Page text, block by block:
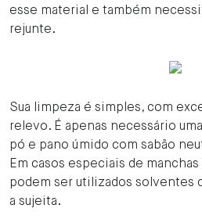
esse material e também
rejunte.
Sua limpeza é simples, com
relevo. É apenas necessário
pó e pano úmido com sabão
Em casos especiais de
podem ser utilizados solventes
a sujeita.